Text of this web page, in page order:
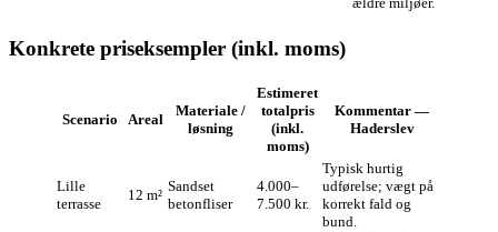
Konkrete priseksempler (inkl. moms)
Scenario Areal
Materiale /
løsning
Estimeret
totalpris
(inkl.
moms)
Kommentar —
Haderslev
Lille
terrasse
12 m²
Sandset
betonfliser
4.000–
7.500 kr.
Typisk hurtig
udførelse; vægt på
korrekt fald og
bund.